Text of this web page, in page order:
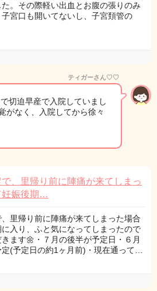
。その際軽い出血とお腹の張りのみ
宮口も開いてないし、子宮頚管の
ティガーさん♡♡
切迫早産で入院していまし
がなく、入院してから徐々
、里帰り前に陣痛が来てしまっ
妊娠後期…
里帰り前に陣痛が来てしまった場合
入り、ふと気になってしまったので
ます🌼・７月の後半が予定日・６月
(予定日の約1ヶ月前)・現在通って…